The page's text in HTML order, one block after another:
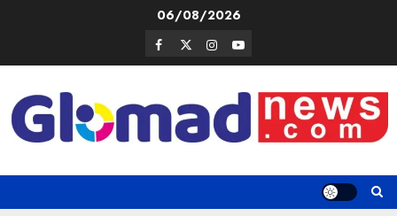
06/08/2026
Facebook
TwitterInstagram
Youtube